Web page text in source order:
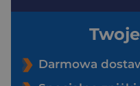
Darmowa